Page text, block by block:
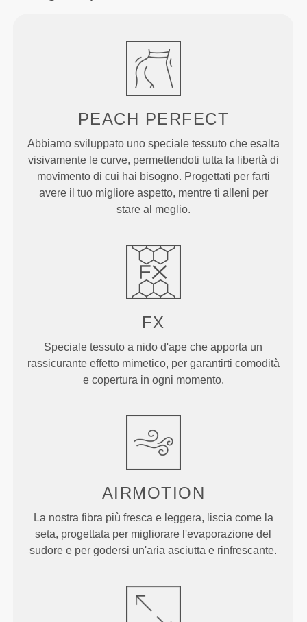
PEACH PERFECT
Abbiamo sviluppato uno speciale tessuto che esalta
visivamente le curve, permettendoti tutta la libertà di
movimento di cui hai bisogno. Progettati per farti
avere il tuo migliore aspetto, mentre ti alleni per
stare al meglio.
FX
Speciale tessuto a nido d'ape che apporta un
rassicurante effetto mimetico, per garantirti comodità
e copertura in ogni momento.
AIRMOTION
La nostra fibra più fresca e leggera, liscia come la
seta, progettata per migliorare l'evaporazione del
sudore e per godersi un'aria asciutta e rinfrescante.